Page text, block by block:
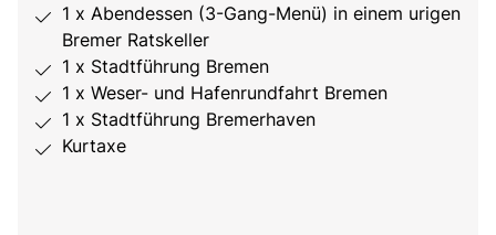
1 x Abendessen (3-Gang-Menü) in einem urigen
Bremer Ratskeller
1 x Stadtführung Bremen
1 x Weser- und Hafenrundfahrt Bremen
1 x Stadtführung Bremerhaven
Kurtaxe